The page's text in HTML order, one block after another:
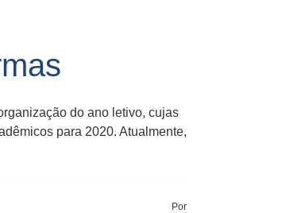
do ano letivo, cujas
para 2020. Atualmente,
Por